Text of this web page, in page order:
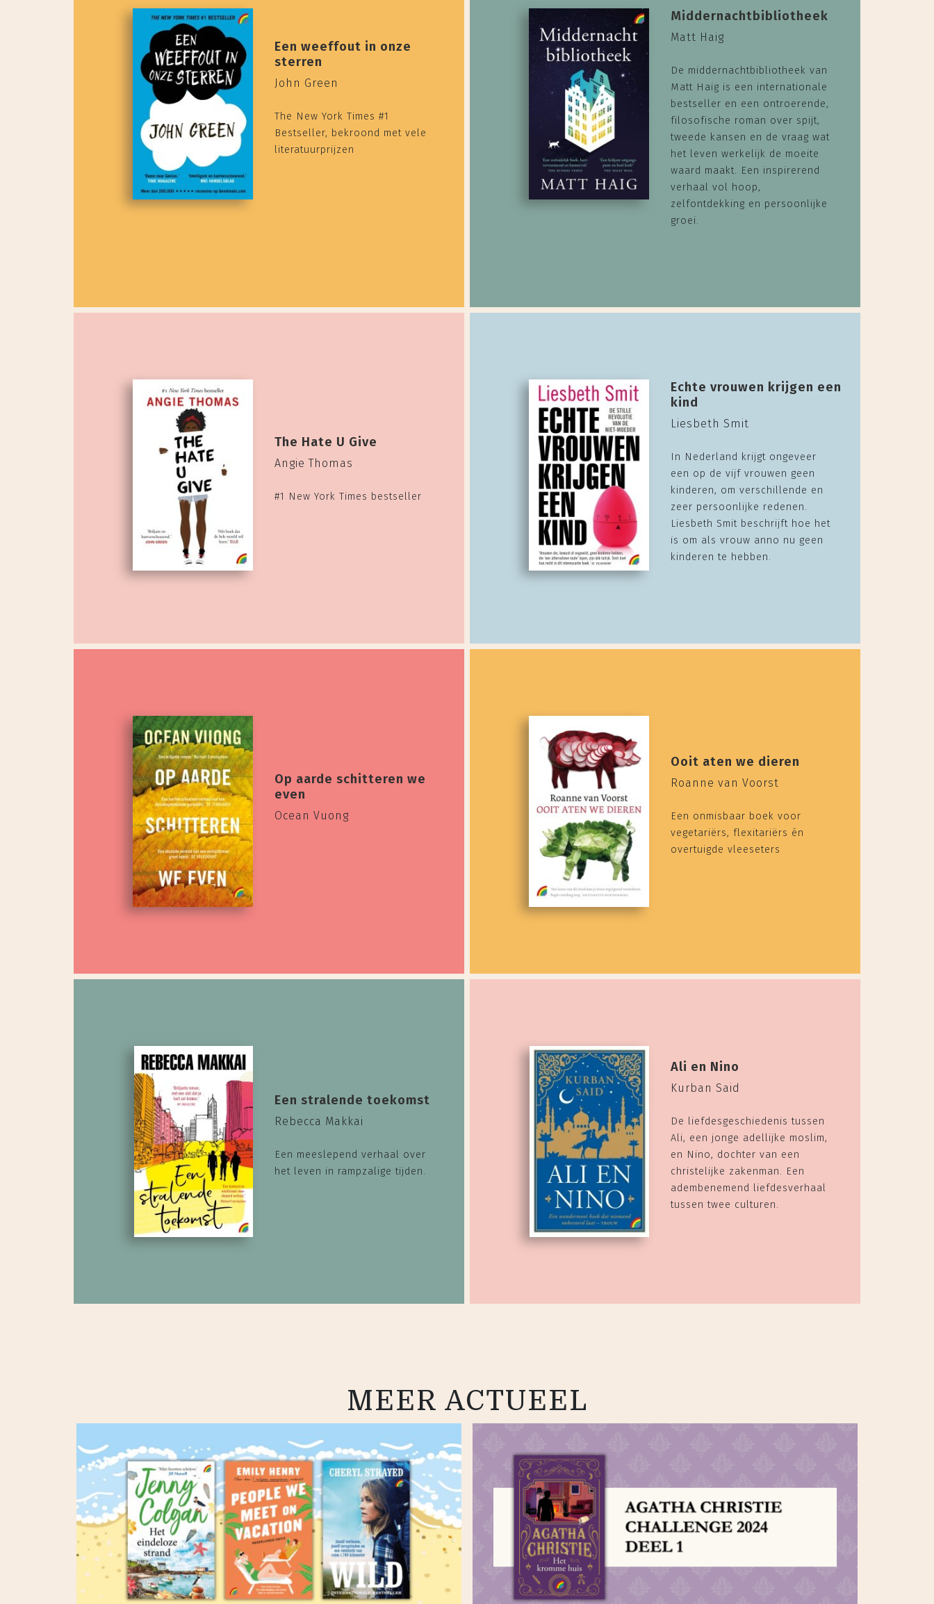
Een weeffout in onze
sterren
John Green
The New York Times #1
Bestseller, bekroond met vele
literatuurprijzen
Middernachtbibliotheek
Matt Haig
De middernachtbibliotheek van
Matt Haig is een internationale
bestseller en een ontroerende,
filosofische roman over spijt,
tweede kansen en de vraag wat
het leven werkelijk de moeite
waard maakt. Een inspirerend
verhaal vol hoop,
zelfontdekking en persoonlijke
groei.
The Hate U Give
Angie Thomas
#1 New York Times bestseller
Echte vrouwen krijgen een
kind
Liesbeth Smit
In Nederland krijgt ongeveer
een op de vijf vrouwen geen
kinderen, om verschillende en
zeer persoonlijke redenen.
Liesbeth Smit beschrijft hoe het
is om als vrouw anno nu geen
kinderen te hebben.
Op aarde schitteren we
even
Ocean Vuong
Ooit aten we dieren
Roanne van Voorst
Een onmisbaar boek voor
vegetariërs, flexitariërs én
overtuigde vleeseters
Een stralende toekomst
Rebecca Makkai
Een meeslepend verhaal over
het leven in rampzalige tijden.
Ali en Nino
Kurban Said
De liefdesgeschiedenis tussen
Ali, een jonge adellijke moslim,
en Nino, dochter van een
christelijke zakenman. Een
adembenemend liefdesverhaal
tussen twee culturen.
MEER ACTUEEL